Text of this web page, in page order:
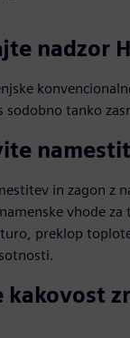
nadzor
tanko
in zagon z
vhode
preklop
kakovost